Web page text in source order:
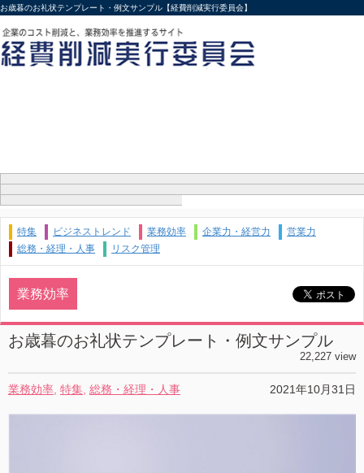
お歳暮のお礼状テンプレート・例文サンプル【経費削減実行委員会】
特集 ビジネストレンド 業務効率 企業力・経営力
営業力
総務・経理・人事
リスク管理
業務効率
お歳暮のお礼状テンプレート・例文サンプル
22,227 view
業務効率 特集 総務・経理・人事 2021年10月31日